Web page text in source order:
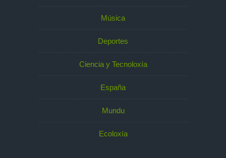
Música
Deportes
Ciencia y Tecnoloxía
España
Mundu
Ecoloxía